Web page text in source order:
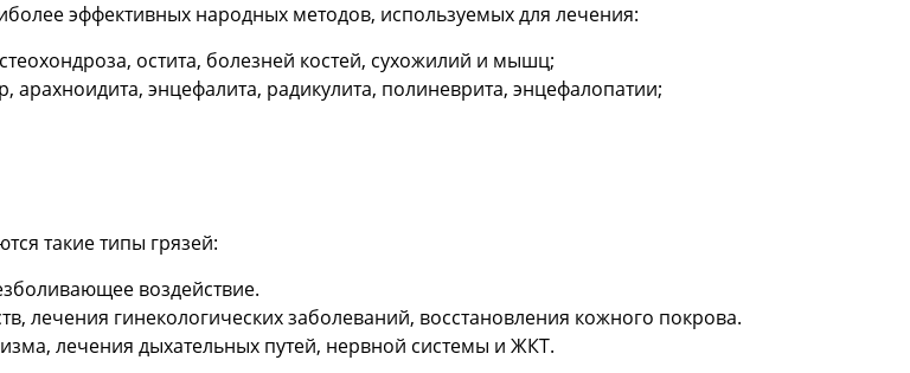
эффективных народных методов, используемых для лечения:
остита, болезней костей, сухожилий и мышц;
энцефалита, радикулита, полиневрита, энцефалопатии;
такие типы грязей:
воздействие.
гинекологических заболеваний, восстановления кожного покрова.
лечения дыхательных путей, нервной системы и ЖКТ.